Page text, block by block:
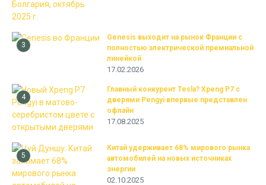
3
Genesis выходит на рынок Франции с
полностью электрической премиальной
линейкой
17.02.2026
4
Главный конкурент Tesla? Xpeng P7 с
дверями Pengyi впервые представлен
офлайн
17.08.2025
5
Китай удерживает 68% мирового рынка
автомобилей на новых источниках
энергии
02.10.2025